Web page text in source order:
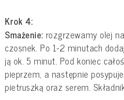
Krok 4:
Smażenie: rozgrzewamy olej
czosnek. Po 1-2 minutach
ją ok. 5 minut. Pod koniec
pieprzem, a następnie
pietruszką oraz serem.